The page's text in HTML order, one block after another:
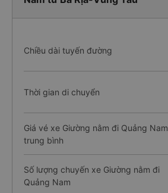
Chiều dài tuyến đường
Thời gian di chuyển
Giá vé xe Giường nằm đi Quảng Nam
trung bình
Số lượng chuyến xe Giường nằm đi
Quảng Nam